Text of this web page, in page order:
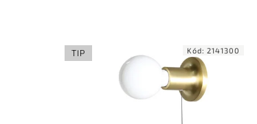
TIP Kód:2141300